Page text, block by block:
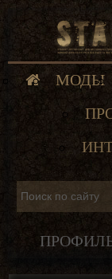
МОДЫ